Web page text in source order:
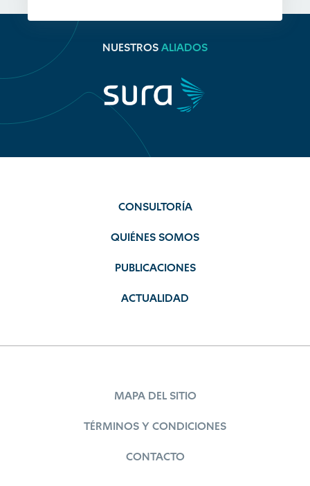
NUESTROS ALIADOS
CONSULTORÍA
QUIÉNES SOMOS
PUBLICACIONES
ACTUALIDAD
MAPA DEL SITIO
TÉRMINOS Y CONDICIONES
CONTACTO